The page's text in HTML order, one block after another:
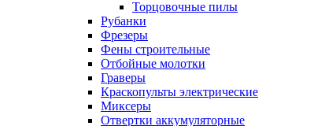
Торцовочные пилы
Рубанки
Фрезеры
Фены строительные
Отбойные молотки
Граверы
Краскопульты электрические
Миксеры
Отвертки аккумуляторные